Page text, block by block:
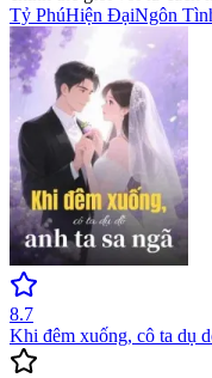
Tỷ PhúHiện ĐạiNgôn
8.7
Khi đêm xuống, cô ta dụ